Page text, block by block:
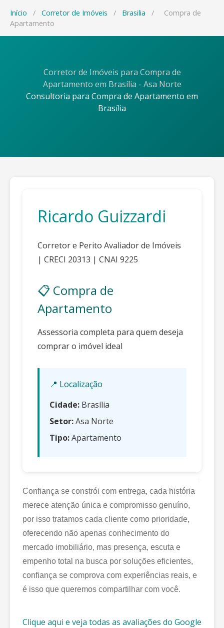
Início / Corretor de Imóveis / Brasilia /
Compra de
Apartamento
Corretor de Imóveis para Compra de
Apartamento em Brasília - Asa Norte
Consultoria para Compra de Apartamento em
Brasília
Ricardo Guizzardi
Corretor e Perito Avaliador de Imóveis
| CRECI 20313 | CNAI 9225
📋 Compra de
Apartamento
Assessoria completa para quem deseja
comprar o imóvel ideal
📍 Localização
Cidade: Brasília
Setor:Asa Norte
Tipo:Apartamento
Confiança se constrói com entrega, cada história
merece atenção única e compromisso genuíno,
por isso tratamos cada cliente como prioridade,
oferecendo não apenas conhecimento do
mercado imobiliário, mas presença, escuta e
empenho total na busca por soluções eficientes,
confiança se comprova com experiências reais, e
é isso que queremos compartilhar com você.
Clique aqui e veja todas as avaliações do Google